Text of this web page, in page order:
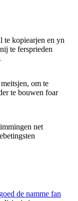
kopiearjen en yn
te fersprieden
om te
te bouwen foar
net
goed de namme fan